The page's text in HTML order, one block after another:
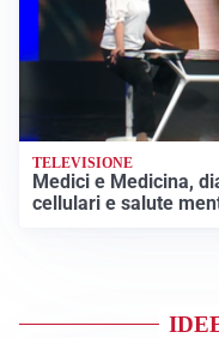
TELEVISIONE
Medici e Medicina,
cellulari e salute